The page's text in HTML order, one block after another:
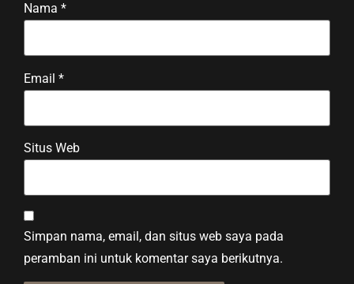
Nama *
Email *
Situs Web
Simpan nama, email, dan situs web saya pada
peramban ini untuk komentar saya berikutnya.